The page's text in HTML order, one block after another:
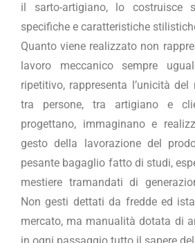
il sarto-artigiano, lo costruisce
specifiche e caratteristiche
Quanto viene realizzato non
lavoro meccanico sempre
ripetitivo, rappresenta l’unicità
tra persone, tra artigiano e
progettano, immaginano e
gesto della lavorazione del
pesante bagaglio fatto di studi,
mestiere tramandati di
Non gesti dettati da fredde ed
mercato, ma manualità dotata di